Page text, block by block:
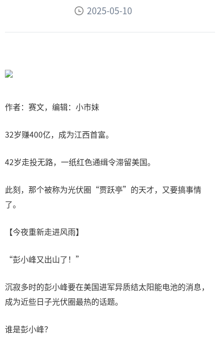
2025-05-10
作者：赛文，编辑：小市妹
32岁赚400亿，成为江西首富。
42岁走投无路，一纸红色通缉令滞留美国。
此刻，那个被称为光伏圈“贾跃亭”的天才，又要搞事情
了。
【今夜重新走进风雨】
“彭小峰又出山了！”
沉寂多时的彭小峰要在美国进军异质结太阳能电池的消息，
成为近些日子光伏圈最热的话题。
谁是彭小峰？